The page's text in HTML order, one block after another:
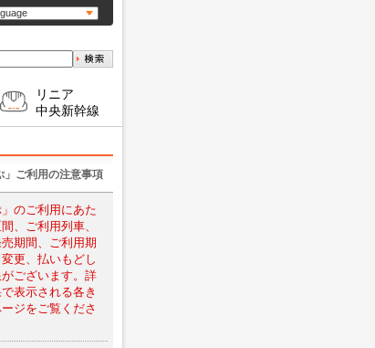
リニア
中央新幹線
」ご利用の注意事項
」のご利用にあた
、ご利用列車、
期間、ご利用期
更、払いもどし
ございます。詳
表示される各き
ジをご覧くださ